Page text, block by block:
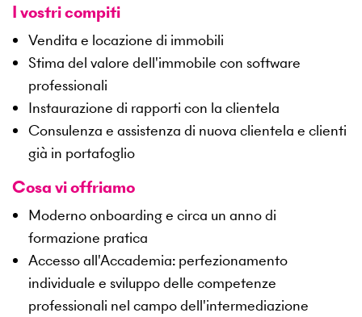
I vostri compiti
Vendita e locazione di immobili
Stima del valore dell'immobile con software
professionali
Instaurazione di rapporti con la clientela
Consulenza e assistenza di nuova clientela e clienti
già in portafoglio
Cosa vi offriamo
Moderno onboarding e circa un anno di
formazione pratica
Accesso all'Accademia: perfezionamento
individuale e sviluppo delle competenze
professionali nel campo dell'intermediazione